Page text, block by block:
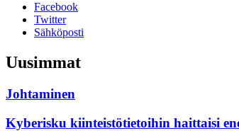
Facebook
Twitter
Sähköposti
Uusimmat
Johtaminen
Kyberisku kiinteistötietoihin haittaisi